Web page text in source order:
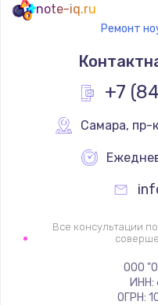
note-iq.ru
Ремонт
+7
Самара, пр-
Все консультации
ООО
ИНН:
ОГРН: